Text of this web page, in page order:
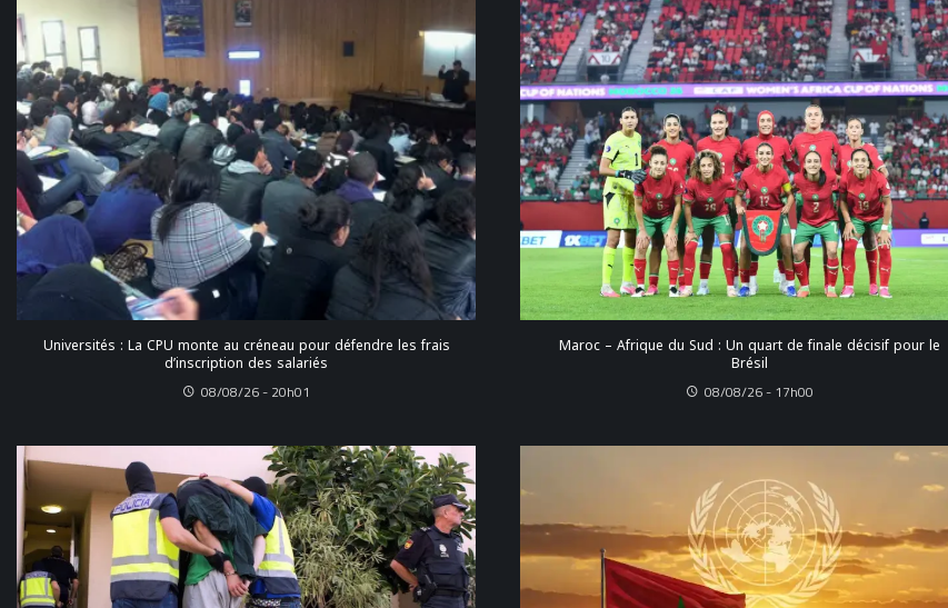
Universités : La CPU monte au créneau pour défendre les frais
d’inscription des salariés
08/08/26 - 20h01
Maroc – Afrique du Sud : Un quart de finale décisif pour le
Brésil
08/08/26 - 17h00